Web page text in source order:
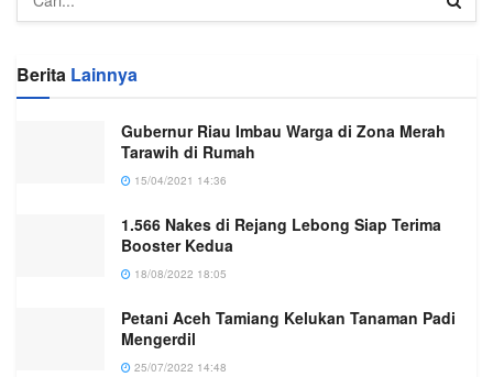
Berita Lainnya
Gubernur Riau Imbau Warga di Zona Merah
Tarawih di Rumah
15/04/2021 14:36
1.566 Nakes di Rejang Lebong Siap Terima
Booster Kedua
18/08/2022 18:05
Petani Aceh Tamiang Kelukan Tanaman Padi
Mengerdil
25/07/2022 14:48